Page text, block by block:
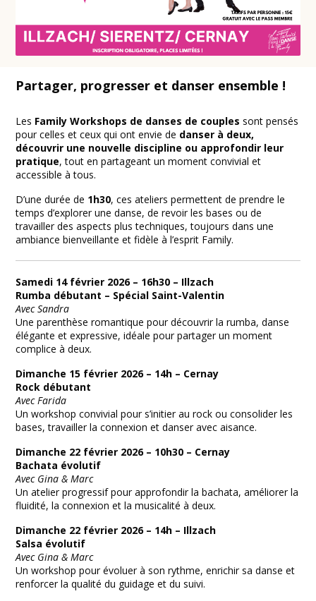
Partager, progresser et danser ensemble !
Les Family Workshops de danses de couples sont pensés
pour celles et ceux qui ont envie de danser à deux,
découvrir une nouvelle discipline ou approfondir leur
pratique, tout en partageant un moment convivial et
accessible à tous.
D’une durée de 1h30, ces ateliers permettent de prendre le
temps d’explorer une danse, de revoir les bases ou de
travailler des aspects plus techniques, toujours dans une
ambiance bienveillante et fidèle à l’esprit Family.
Samedi 14 février 2026 – 16h30 – Illzach
Rumba débutant – Spécial Saint-Valentin
Avec Sandra
Une parenthèse romantique pour découvrir la rumba, danse
élégante et expressive, idéale pour partager un moment
complice à deux.
Dimanche 15 février 2026 – 14h – Cernay
Rock débutant
Avec Farida
Un workshop convivial pour s’initier au rock ou consolider les
bases, travailler la connexion et danser avec aisance.
Dimanche 22 février 2026 – 10h30 – Cernay
Bachata évolutif
Avec Gina & Marc
Un atelier progressif pour approfondir la bachata, améliorer la
fluidité, la connexion et la musicalité à deux.
Dimanche 22 février 2026 – 14h – Illzach
Salsa évolutif
Avec Gina & Marc
Un workshop pour évoluer à son rythme, enrichir sa danse et
renforcer la qualité du guidage et du suivi.